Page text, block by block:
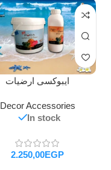
ايبوكسى ارضيات
Decor Accessories
In stock
EGP